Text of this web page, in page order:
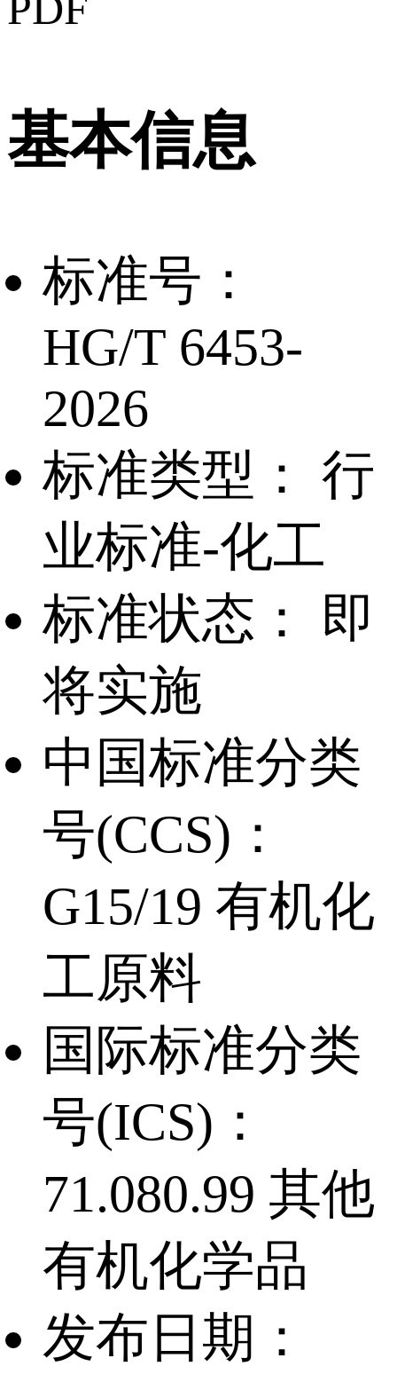
基本信息
标准号：
HG/T 6453-
2026
标准类型：
行
业标准-化工
标准状态：
即
将实施
中国标准分类
号(CCS)：
G15/19 有机化
工原料
国际标准分类
号(ICS)：
71.080.99 其他
有机化学品
发布日期：